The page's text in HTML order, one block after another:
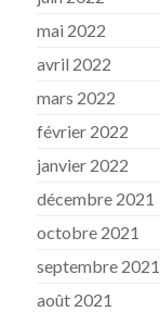
mai 2022
avril 2022
mars 2022
février 2022
janvier 2022
décembre 2021
octobre 2021
septembre 2021
août 2021